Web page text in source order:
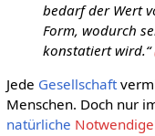
bedarf der Wert
Form, wodurch
konstatiert wird.“
Jede Gesellschaft
Menschen. Doch nur
natürliche